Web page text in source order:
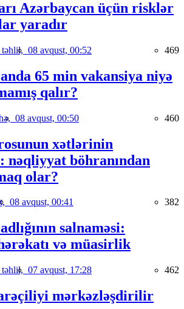
Azərbaycan üçün risklər
yaradır
təhlil, 08 avqust, 00:52 469
65 min vakansiya niyə
qalır?
08 avqust, 00:50 460
xətlərinin
nəqliyyat böhranından
olar?
08 avqust, 00:41 382
salnaməsi:
və müasirlik
təhlil, 07 avqust, 17:28 462
mərkəzləşdirilir